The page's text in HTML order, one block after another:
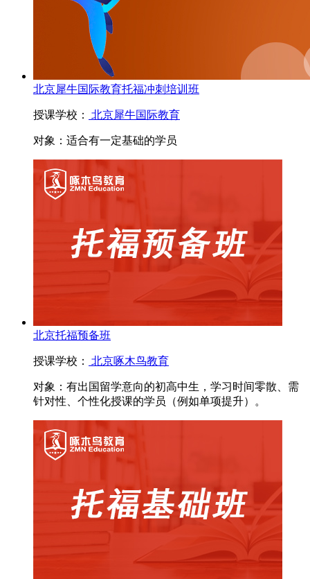
北京犀牛国际教育托福冲刺培训班
授课学校： 北京犀牛国际教育
对象： 适合有一定基础的学员
北京托福预备班
授课学校： 北京啄木鸟教育
对象： 有出国留学意向的初高中生，学习时间零散、需
针对性、个性化授课的学员（例如单项提升）。